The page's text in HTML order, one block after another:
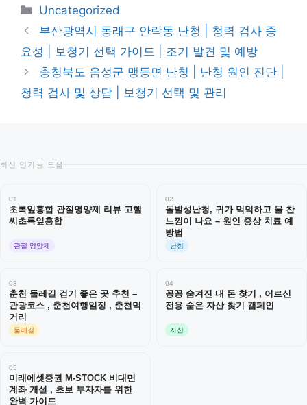
카
테
고
리
Uncategorized
부산광역시 동래구 안락동 난청 | 청력 검사 중
요성 | 보청기 선택 가이드 | 조기 발견 및 예방
충청북도 음성군 맹동면 난청 | 난청 원인 진단 |
청력 검사 및 상담 | 보청기 선택 및 관리
최신 인기글 모음
01
초록잎홍합 관절영양제 리뷰 고헬
씨초록잎홍합
관절 영양제
02
돌발성난청, 귀가 먹먹하고 물 찬
느낌이 나요 – 원인 증상 치료 예
방법
난청
03
춘천 둘레길 걷기 좋은 곳 추천 –
관광코스 , 춘천여행일정 , 춘천먹
거리
둘레길
04
꽁꽁 숨겨진 내 돈 찾기 , 어르신
전용 숨은 자산 찾기 캠페인
자산
05
미래에셋증권 M-STOCK 비대면
계좌 개설 , 초보 투자자를 위한
완벽 가이드